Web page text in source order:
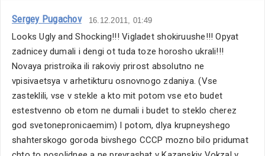
Не
работает
он
и
наполовину.
Просто,
наверное,
мэр
имел
Sergey Pugachov 16.12.2011, 01:49
Looks Ugly and Shocking!!! Vigladet shokiruushe!!! Opyat
zadnicey dumali i dengi ot tuda toze horosho ukrali!!!
Novaya pristroika ili rakoviy prirost absolutno ne
vpisivaetsya v arhetikturu osnovnogo zdaniya. (Vse
zasteklili, vse v stekle a kto mit potom vse eto budet
estestvenno ob etom ne dumali i budet to steklo cherez
god svetonepronicaemim) I potom, dlya krupneyshego
shahterskogo goroda bivshego CCCP mozno bilo pridumat